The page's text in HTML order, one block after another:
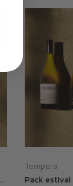
Tempera